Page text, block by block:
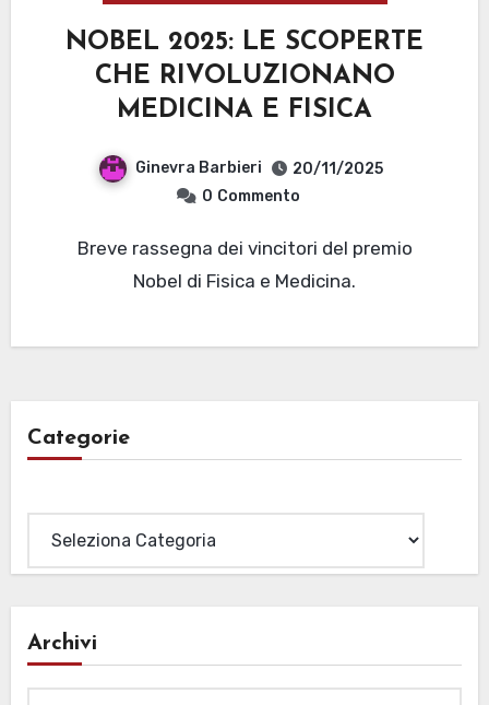
NOBEL 2025: LE SCOPERTE
CHE RIVOLUZIONANO
MEDICINA E FISICA
Ginevra Barbieri
20/11/2025
0 Commento
Breve rassegna dei vincitori del premio
Nobel di Fisica e Medicina.
Categorie
Archivi